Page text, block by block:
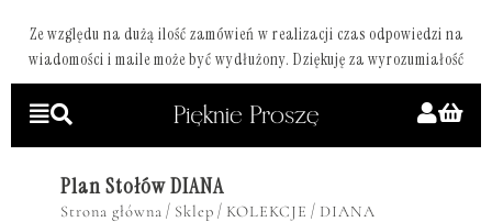
Ze względu na dużą ilość zamówień w realizacji czas odpowiedzi na
wiadomości i maile może być wydłużony. Dziękuję za wyrozumiałość
Plan Stołów DIANA
Strona główna / Sklep / KOLEKCJE / DIANA